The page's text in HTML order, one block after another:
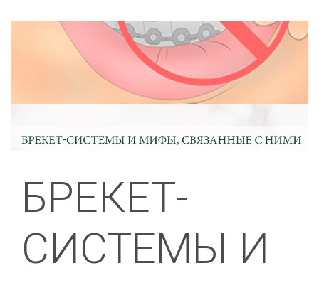
БРЕКЕТ-
СИСТЕМЫ И